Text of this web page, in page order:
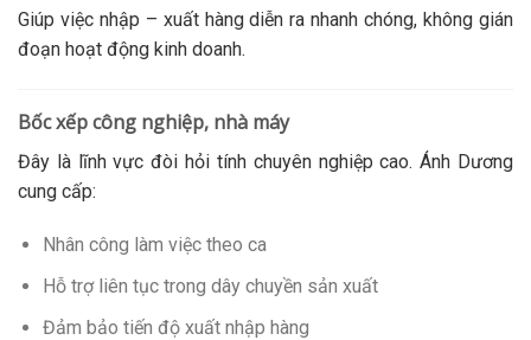
Giúp việc nhập – xuất hàng diễn ra nhanh chóng, không gián
đoạn hoạt động kinh doanh.
Bốc xếp công nghiệp, nhà máy
Đây là lĩnh vực đòi hỏi tính chuyên nghiệp cao. Ánh Dương
cung cấp:
Nhân công làm việc theo ca
Hỗ trợ liên tục trong dây chuyền sản xuất
Đảm bảo tiến độ xuất nhập hàng